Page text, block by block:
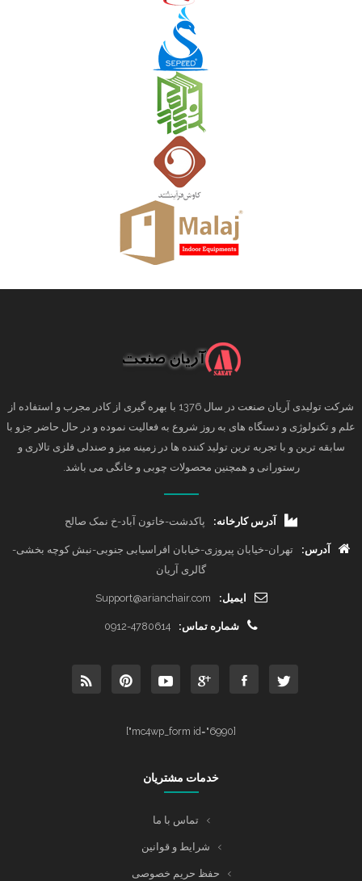
شرکت تولیدی آریان صنعت در سال 1376 با بهره گیری از کادر مجرب و استفاده از
علم و تکنولوژی و دستگاه های به روز شروع به فعالیت نموده و در حال حاضر جزو با
سابقه ترین و با تجربه ترین تولید کننده ها در زمینه میز و صندلی فلزی تالاری و
رستورانی و همچنین محصولات چوبی و خانگی می باشد.
آدرس کارخانه: پاکدشت-خاتون آباد-خ نمک صالح
آدرس:
تهران-خیابان پیروزی-خیابان افراسیابی جنوبی-نبش کوچه بخشی-
گالری آریان
ایمیل: Support@arianchair.com
شماره تماس: 0912-4780614
[mc4wp_form id="6990"]
خدمات مشتریان
تماس با ما
شرایط و قوانین
حفظ حریم خصوصی